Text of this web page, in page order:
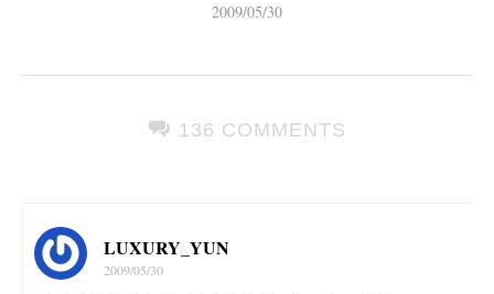
2009/05/30
136 COMMENTS
LUXURY_YUN
2009/05/30